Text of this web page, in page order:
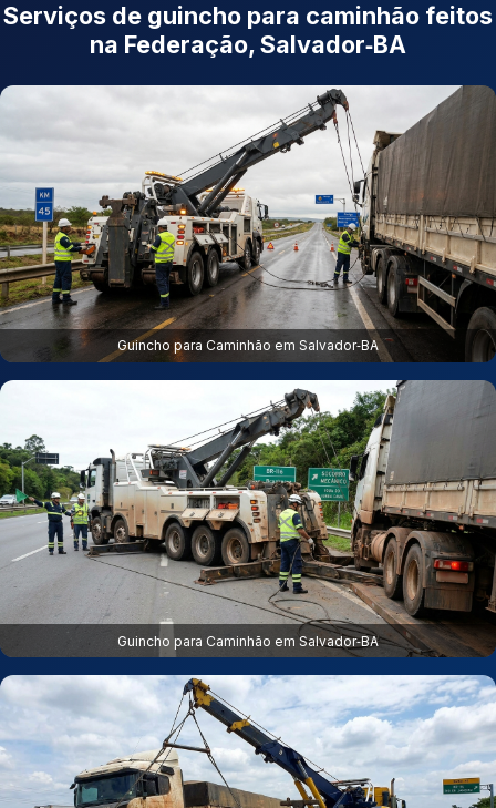
Serviços de guincho para caminhão feitos
na Federação, Salvador‑BA
Guincho para Caminhão em Salvador‑BA
Guincho para Caminhão em Salvador‑BA